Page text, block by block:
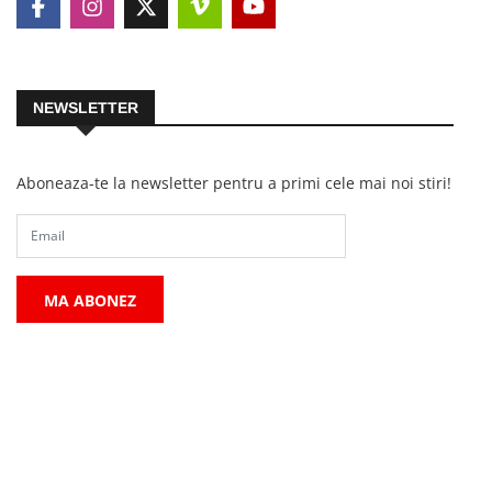
NEWSLETTER
Aboneaza-te la newsletter pentru a primi cele mai noi stiri!
MA ABONEZ